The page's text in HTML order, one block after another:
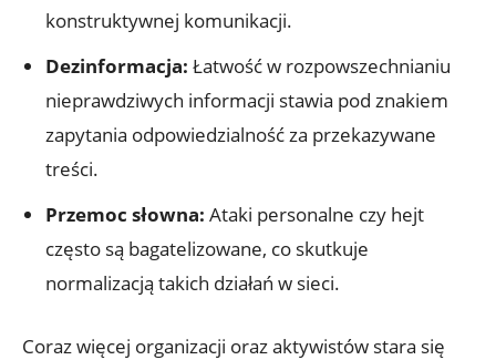
konstruktywnej komunikacji.
Dezinformacja: Łatwość w rozpowszechnianiu
nieprawdziwych informacji stawia pod znakiem
zapytania odpowiedzialność za przekazywane
treści.
Przemoc słowna: Ataki personalne czy hejt
często są bagatelizowane, co skutkuje
normalizacją takich działań w sieci.
Coraz więcej organizacji oraz aktywistów stara się